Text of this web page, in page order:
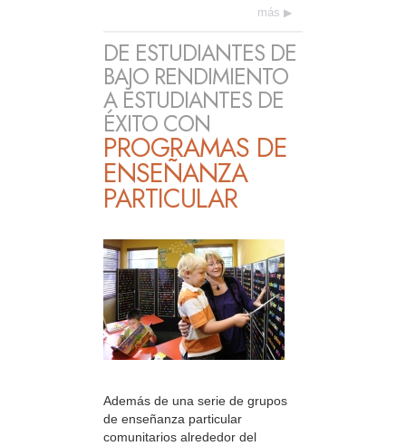
más
DE ESTUDIANTES DE
BAJO RENDIMIENTO
A ESTUDIANTES DE
ÉXITO CON
PROGRAMAS DE
ENSEÑANZA
PARTICULAR
Además de una serie de grupos
de enseñanza particular
comunitarios alrededor del